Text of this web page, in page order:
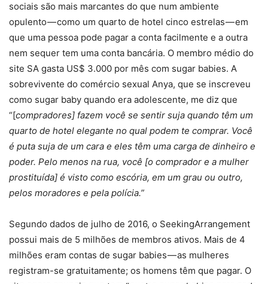
sociais são mais marcantes do que num ambiente
opulento — como um quarto de hotel cinco estrelas — em
que uma pessoa pode pagar a conta facilmente e a outra
nem sequer tem uma conta bancária. O membro médio do
site SA gasta US$ 3.000 por mês com sugar babies. A
sobrevivente do comércio sexual Anya, que se inscreveu
como sugar baby quando era adolescente, me diz que
“[compradores] fazem você se sentir suja quando têm um
quarto de hotel elegante no qual podem te comprar. Você
é puta suja de um cara e eles têm uma carga de dinheiro e
poder. Pelo menos na rua, você [o comprador e a mulher
prostituída] é visto como escória, em um grau ou outro,
pelos moradores e pela polícia.”
Segundo dados de julho de 2016, o SeekingArrangement
possui mais de 5 milhões de membros ativos. Mais de 4
milhões eram contas de sugar babies — as mulheres
registram-se gratuitamente; os homens têm que pagar. O